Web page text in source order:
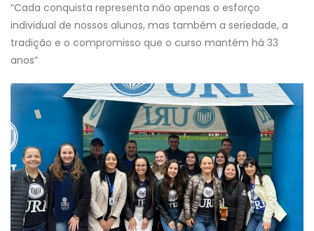
“Cada conquista representa não apenas o esforço
individual de nossos alunos, mas também a seriedade, a
tradição e o compromisso que o curso mantém há 33
anos”